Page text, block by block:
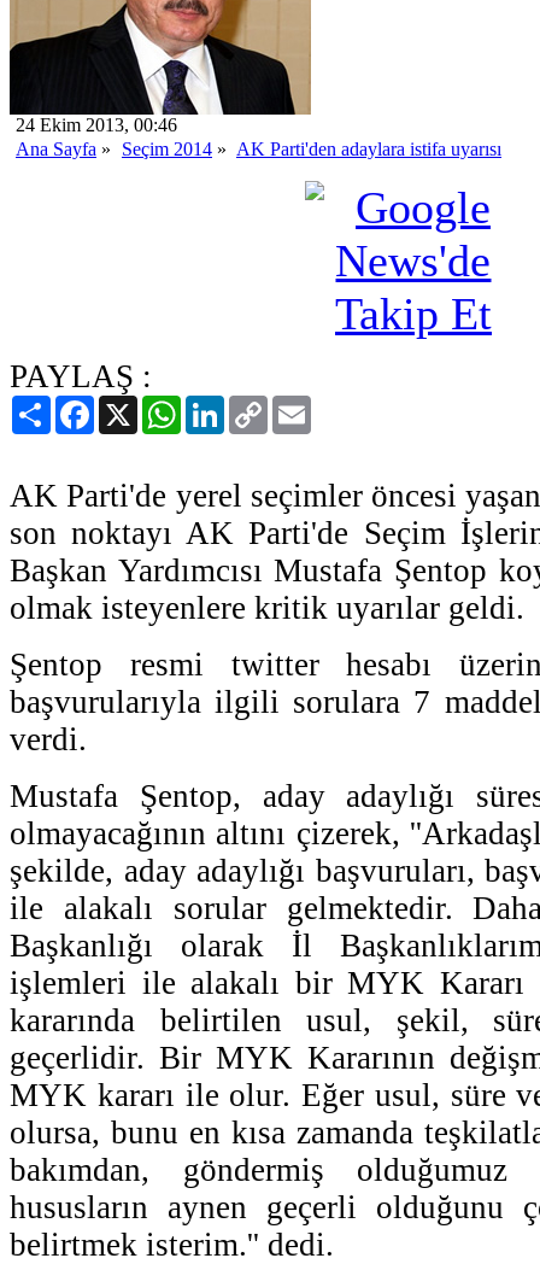
24 Ekim 2013, 00:46
Ana Sayfa » Seçim 2014 » AK Parti'den adaylara istifa uyarısı
PAYLAŞ :
PaylaşFacebook
X WhatsAppLinkedIn
Copy
Link
AK Parti'de yerel seçimler öncesi
son noktayı AK Parti'de Seçim
Başkan Yardımcısı Mustafa Şentop
olmak isteyenlere kritik uyarılar geldi.
Şentop resmi twitter hesabı
başvurularıyla ilgili sorulara 7
verdi.
Mustafa Şentop, aday adaylığı
olmayacağının altını çizerek,
şekilde, aday adaylığı başvuruları,
ile alakalı sorular gelmektedir.
Başkanlığı olarak İl
işlemleri ile alakalı bir MYK
kararında belirtilen usul, şekil,
geçerlidir. Bir MYK Kararının
MYK kararı ile olur. Eğer usul, süre
olursa, bunu en kısa zamanda
bakımdan, göndermiş
hususların aynen geçerli olduğunu
belirtmek isterim.'' dedi.